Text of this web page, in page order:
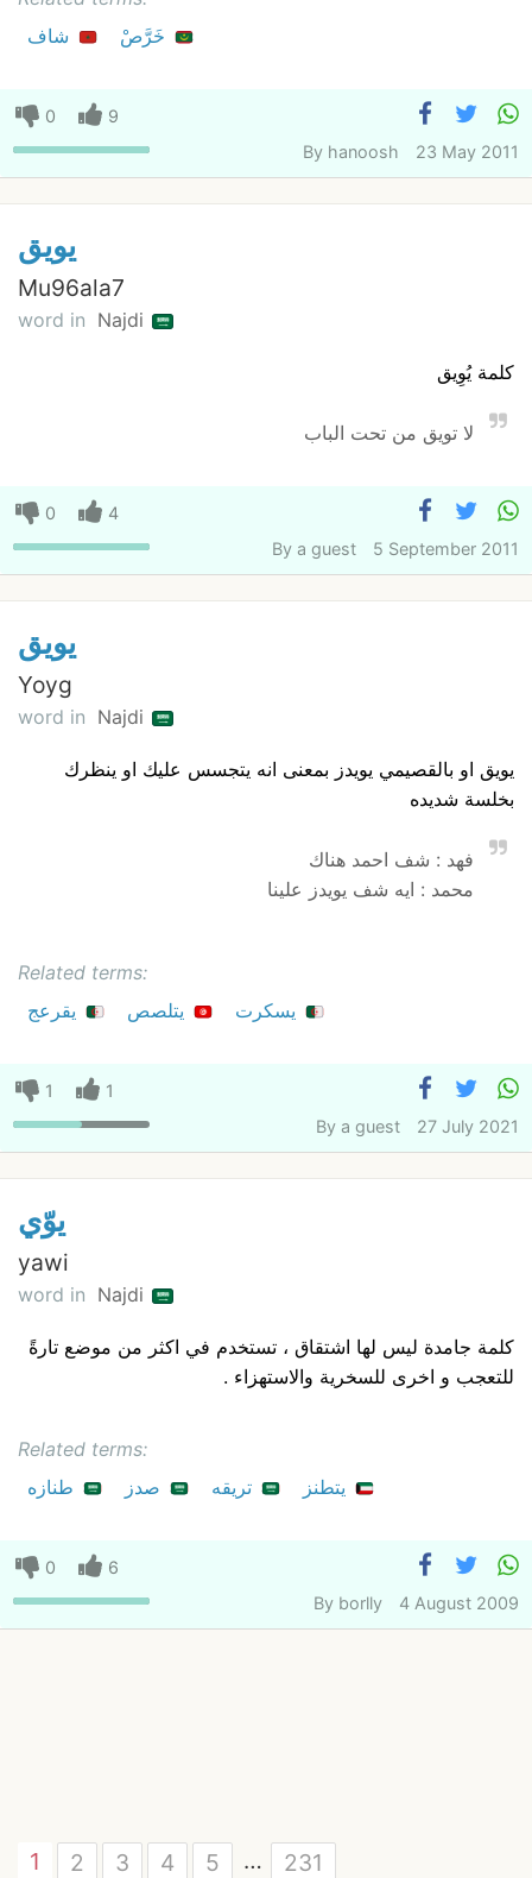
شاف
خَرَّصْ
0
9
By hanoosh 23 May 2011
يويق
Mu96ala7
word in Najdi
كلمة يُوِيق
لا تويق من تحت الباب
0
4
By a guest 5 September 2011
يويق
Yoyg
word in Najdi
يويق او بالقصيمي يويدز بمعنى انه يتجسس عليك او ينظرك
بخلسة شديده
فهد : شف احمد هناك
محمد : ايه شف يويدز علينا
Related terms:
يقرعج
يتلصص يسكرت
1
1
By a guest 27 July 2021
يوّي
yawi
word in Najdi
كلمة جامدة ليس لها اشتقاق ، تستخدم في اكثر من موضع تارةً
للتعجب و اخرى للسخرية والاستهزاء .
Related terms:
طنازه
صدز تريقه يتطنز
0
6
By borlly 4 August 2009
1 2 3 4 5 … 231